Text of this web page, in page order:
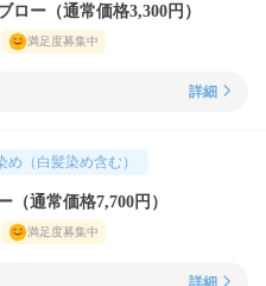
ロー（通常価格3,300円）
満足度募集中
詳細
め（白髪染め含む）
（通常価格7,700円）
満足度募集中
詳細